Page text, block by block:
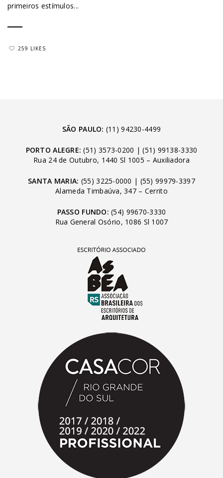
primeiros estímulos...
259 LIKES
SÃO PAULO: (11) 94230-4499
PORTO ALEGRE: (51) 3573-0200 |(51) 99138-3330
Rua 24 de Outubro, 1440 Sl 1005 – Auxiliadora
SANTA MARIA: (55) 3225-0000 | (55) 99979-3397
Alameda Timbaúva, 347 – Cerrito
PASSO FUNDO: (54) 99670-3330
Rua General Osório, 1086 Sl 1007